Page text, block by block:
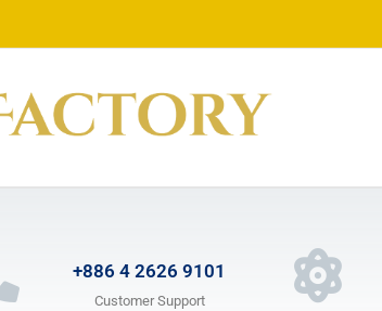
+886 4 2626 9101
Customer Support